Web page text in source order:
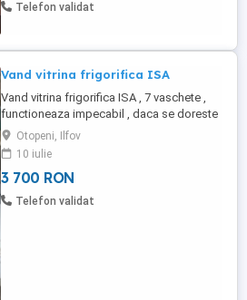
Telefon validat
Vand vitrina frigorifica ISA
Vand vitrina frigorifica ISA , 7 vaschete ,
functioneaza impecabil , daca se doreste
pot vinde si 21 vaschete , distribuitor de
cornete , si bonus ofer cornetele de 1
cupa si 2 cupe pe care le am pe stoc si
care sunt in numar apreciabil.Pretul
intregului pachet este de 5000 lei
Otopeni, Ilfov
10 iulie
3 700 RON
Telefon validat